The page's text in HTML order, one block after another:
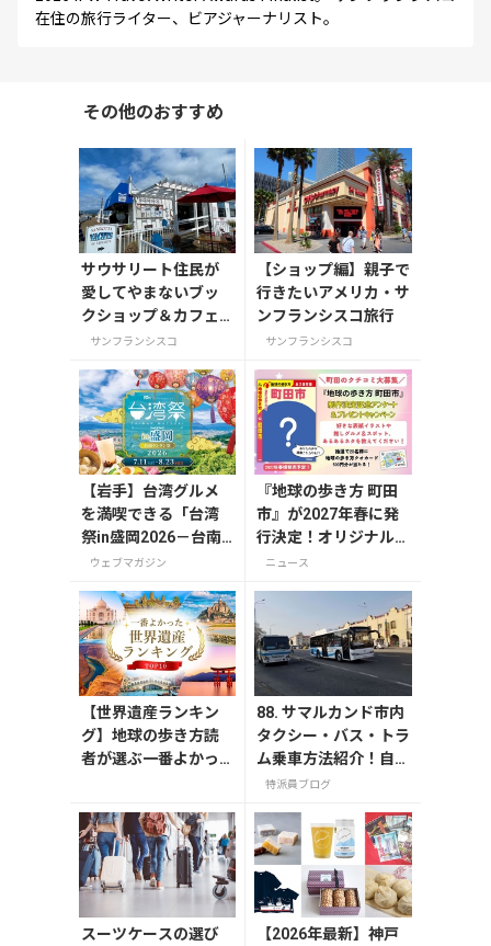
在住の旅行ライター、ビアジャーナリスト。
その他のおすすめ
サウサリート住民が
愛してやまないブッ
クショップ＆カフェ2
軒（サンフランシス
サンフランシスコ
【ショップ編】親子で
行きたいアメリカ・サ
ンフランシスコ旅行
サンフランシスコ
【岩手】台湾グルメ
を満喫できる「台湾
祭in盛岡2026－台南
ランタン祭－」が7月
ウェブマガジン
『地球の歩き方 町田
市』が2027年春に発
行決定！オリジナルグ
ッズが当たる発行記念
ニュース
【世界遺産ランキン
グ】地球の歩き方読
者が選ぶ一番よかっ
88. サマルカンド市内
タクシー・バス・トラ
ム乗車方法紹介！自作
バス路線図も掲載
特派員ブログ
スーツケースの選び
【2026年最新】神戸